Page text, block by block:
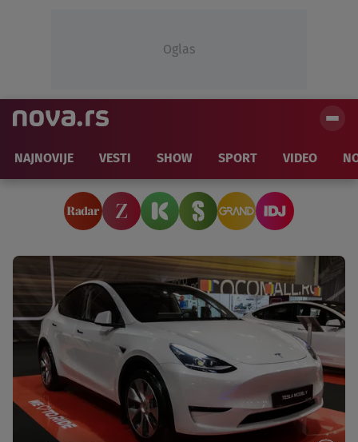
Oglas
NAJNOVIJE VESTI SHOW SPORT VIDEO